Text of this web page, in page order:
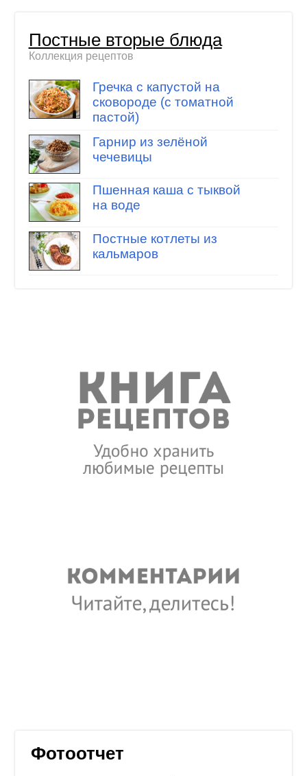
Постные вторые блюда
Коллекция рецептов
Гречка с капустой на
сковороде (с томатной
пастой)
Гарнир из зелёной
чечевицы
Пшенная каша с тыквой
на воде
Постные котлеты из
кальмаров
Фотоотчет